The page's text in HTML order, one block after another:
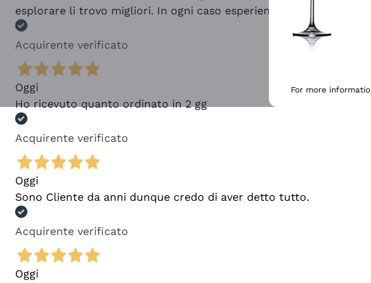
esplorare li trovo migliori. In ogni caso esperienza buona e lo
Acquirente verificato
Oggi
Ho ricevuto quanto ordinato in 2 gg
Acquirente verificato
Oggi
Sono Cliente da anni dunque credo di aver detto tutto.
Acquirente verificato
Oggi
For more